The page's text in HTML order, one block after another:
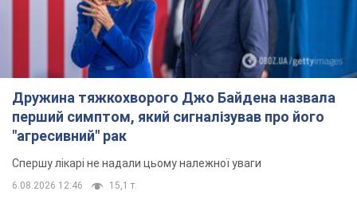
Дружина тяжкохворого Джо Байдена назвала
перший симптом, який сигналізував про його
"агресивний" рак
Спершу лікарі не надали цьому належної уваги
6.08.2026 12:46 15,1 т.